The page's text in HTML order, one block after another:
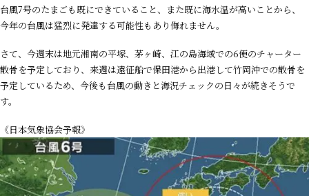
台風7号のたまごも既にできていること、また既に海水温が高いことから、
今年の台風は猛烈に発達する可能性もあり侮れません。
さて、今週末は地元湘南の平塚、茅ヶ崎、江の島海域での6便のチャーター
散骨を予定しており、来週は遠征船で保田港から出港して竹岡沖での散骨を
予定しているため、今後も台風の動きと海況チェックの日々が続きそうで
す。
《日本気象協会予報》